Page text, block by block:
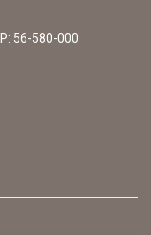
56-580-000